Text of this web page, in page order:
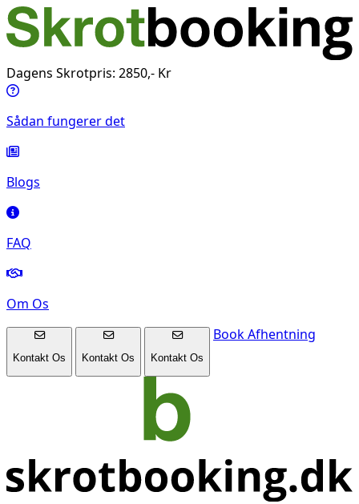
Dagens Skrotpris: 2850,- Kr
Sådan fungerer det
Blogs
FAQ
Om Os
Kontakt Os Kontakt Os Kontakt Os
Book Afhentning